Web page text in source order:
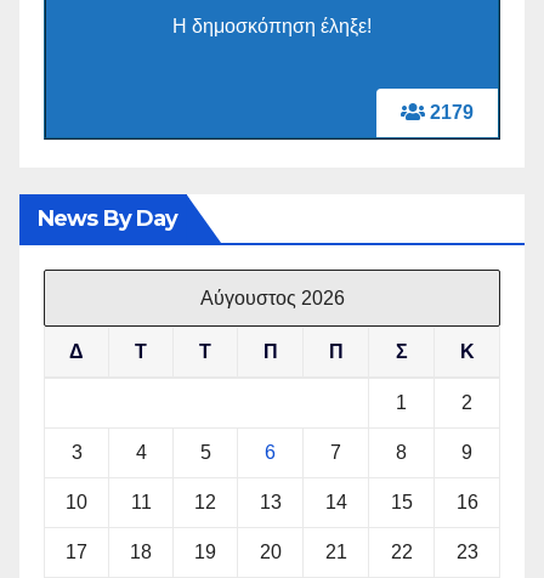
2179
Η δημοσκόπηση έληξε!
News By Day
Αύγουστος 2026
Δ Τ Τ Π Π Σ Κ
1 2
3 4 5 6 7 8 9
10 11 12 13 14 15 16
17 18 19 20 21 22 23